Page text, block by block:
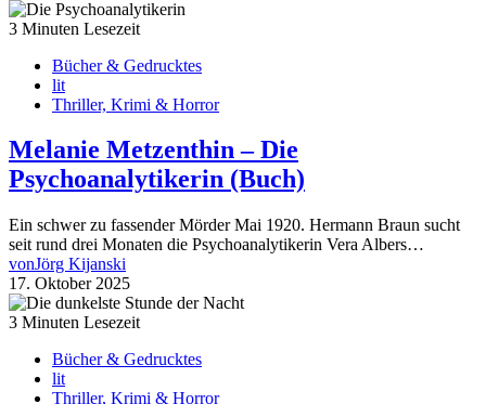
3 Minuten Lesezeit
Bücher & Gedrucktes
lit
Thriller, Krimi & Horror
Melanie Metzenthin – Die
Psychoanalytikerin (Buch)
Ein schwer zu fassender Mörder Mai 1920. Hermann Braun sucht
seit rund drei Monaten die Psychoanalytikerin Vera Albers…
vonJörg Kijanski
17. Oktober 2025
3 Minuten Lesezeit
Bücher & Gedrucktes
lit
Thriller, Krimi & Horror